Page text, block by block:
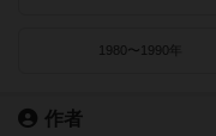
1980〜1990年
作者